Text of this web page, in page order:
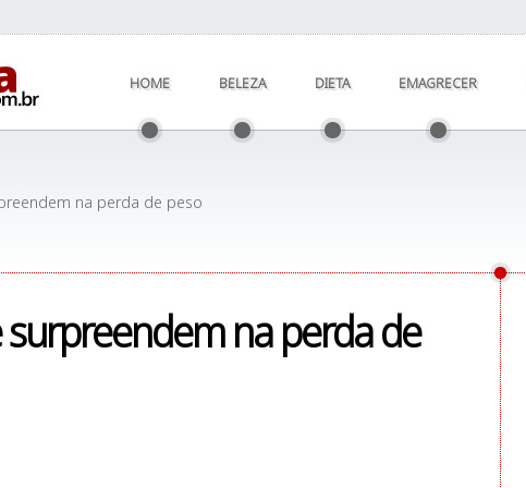
HOME BELEZA DIETA EMAGRECER
na perda de peso
surpreendem na perda de